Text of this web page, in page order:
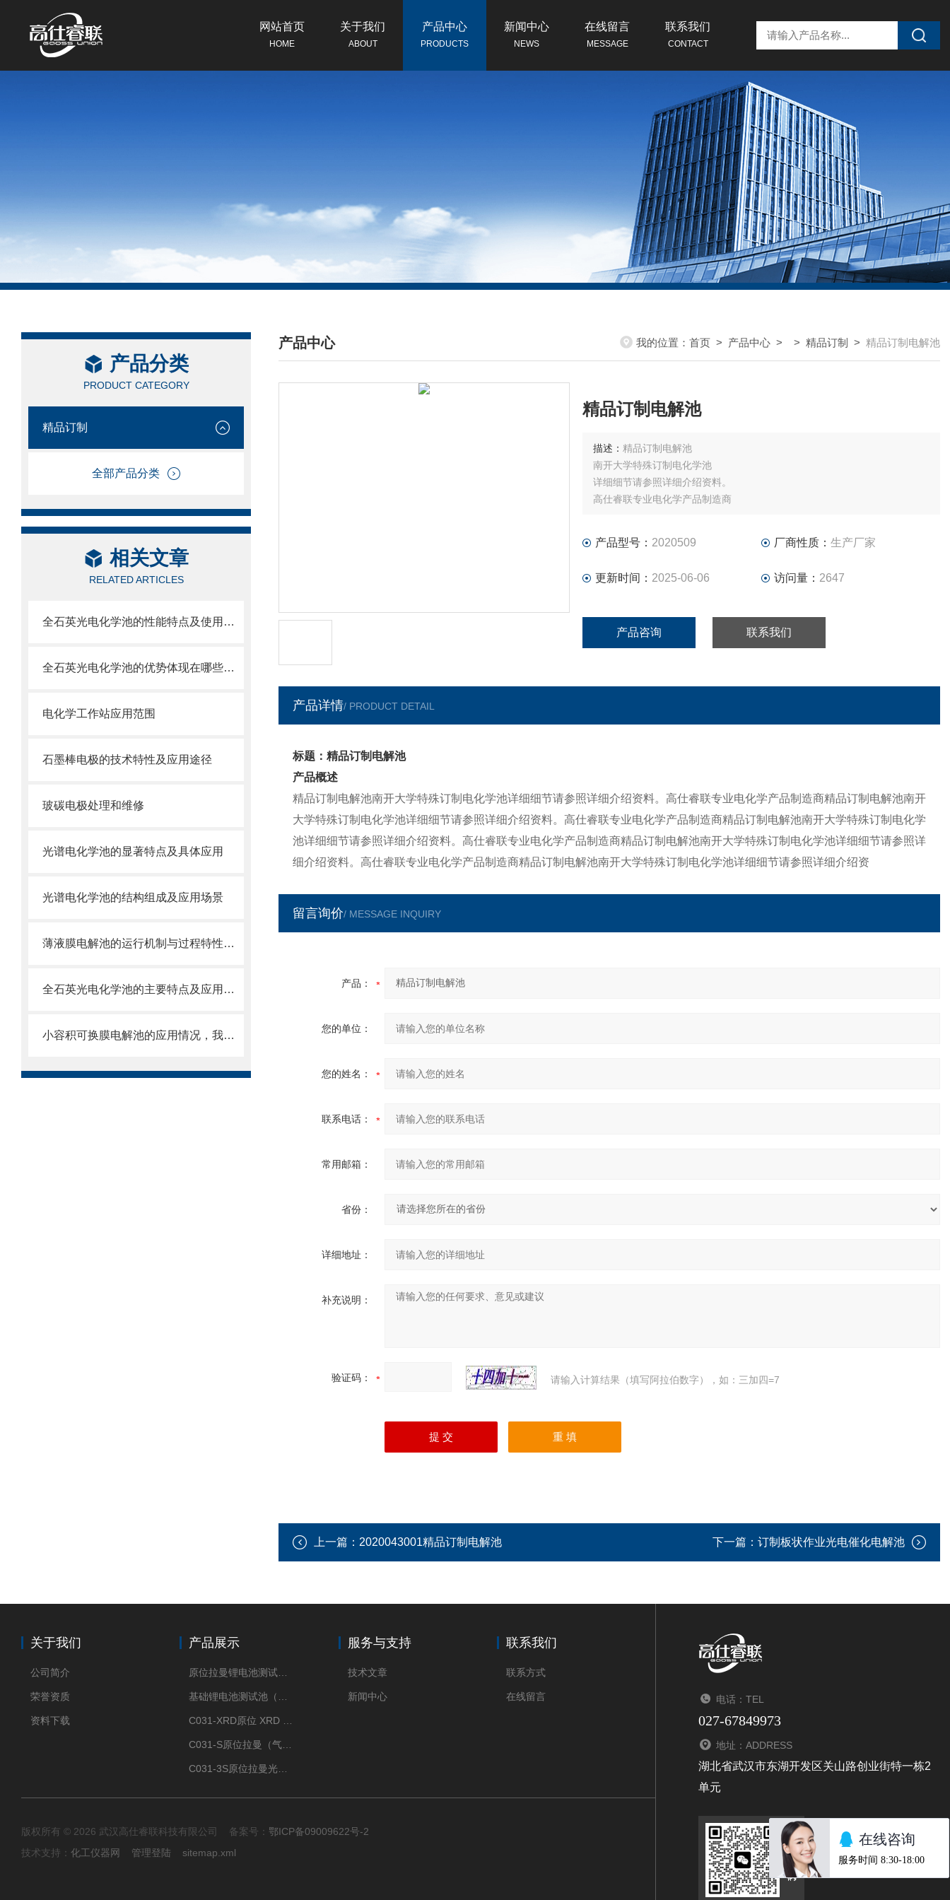
网站首页
HOME
关于我们
ABOUT
产品中心
PRODUCTS
新闻中心
NEWS
在线留言
MESSAGE
联系我们
CONTACT
产品分类
PRODUCT CATEGORY
精品订制
全部产品分类
相关文章
RELATED ARTICLES
全石英光电化学池的性能特点及使用维护方式
全石英光电化学池的优势体现在哪些方面？
电化学工作站应用范围
石墨棒电极的技术特性及应用途径
玻碳电极处理和维修
光谱电化学池的显著特点及具体应用
光谱电化学池的结构组成及应用场景
薄液膜电解池的运行机制与过程特性分享
全石英光电化学池的主要特点及应用领域
小容积可换膜电解池的应用情况，我们详细的例举两例
产品中心
/ PRODUCTS CENTER
我的位置： 首页 > 产品中心 > > 精品订制 > 精品订制电解池
精品订制电解池
描述： 精品订制电解池
南开大学特殊订制电化学池
详细细节请参照详细介绍资料。
高仕睿联专业电化学产品制造商
产品型号： 2020509 厂商性质： 生产厂家
更新时间： 2025-06-06 访问量： 2647
产品咨询 联系我们
产品详情/ PRODUCT DETAIL
标题：精品订制电解池
产品概述
精品订制电解池南开大学特殊订制电化学池详细细节请参照详细介绍资料。高仕睿联专业电化学产品制造商精品订制电解池南开
大学特殊订制电化学池详细细节请参照详细介绍资料。高仕睿联专业电化学产品制造商精品订制电解池南开大学特殊订制电化学
池详细细节请参照详细介绍资料。高仕睿联专业电化学产品制造商精品订制电解池南开大学特殊订制电化学池详细细节请参照详
细介绍资料。高仕睿联专业电化学产品制造商精品订制电解池南开大学特殊订制电化学池详细细节请参照详细介绍资
留言询价/ MESSAGE INQUIRY
产品：
您的单位：
您的姓名：
联系电话：
常用邮箱：
省份：
详细地址：
补充说明：
验证码： 请输入计算结果（填写阿拉伯数字），如：三加四=7
上一篇： 2020043001精品订制电解池 下一篇： 订制板状作业光电催化电解池
关于我们
公司简介
荣誉资质
资料下载
产品展示 服务与支持
技术文章
新闻中心
联系我们
联系方式
在线留言
版权所有 © 2026 武汉高仕睿联科技有限公司 备案号： 鄂ICP备09009622号-2
技术支持： 化工仪器网 管理登陆 sitemap.xml
电话：TEL
027-67849973
地址：ADDRESS
湖北省武汉市东湖开发区关山路创业街特一栋2
单元
扫码关注我们